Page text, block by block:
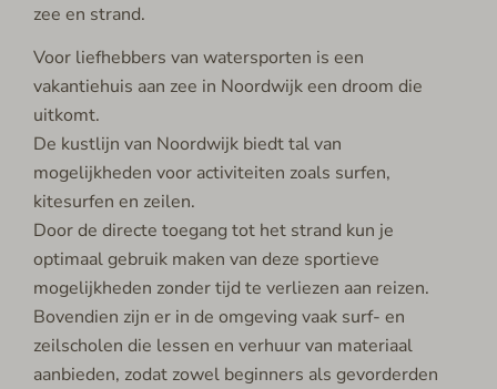
zee en strand.
Voor liefhebbers van watersporten is een
vakantiehuis aan zee in Noordwijk een droom die
uitkomt.
De kustlijn van Noordwijk biedt tal van
mogelijkheden voor activiteiten zoals surfen,
kitesurfen en zeilen.
Door de directe toegang tot het strand kun je
optimaal gebruik maken van deze sportieve
mogelijkheden zonder tijd te verliezen aan reizen.
Bovendien zijn er in de omgeving vaak surf- en
zeilscholen die lessen en verhuur van materiaal
aanbieden, zodat zowel beginners als gevorderden